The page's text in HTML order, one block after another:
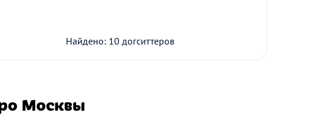
Найдено: 10 догситтеров
Москвы